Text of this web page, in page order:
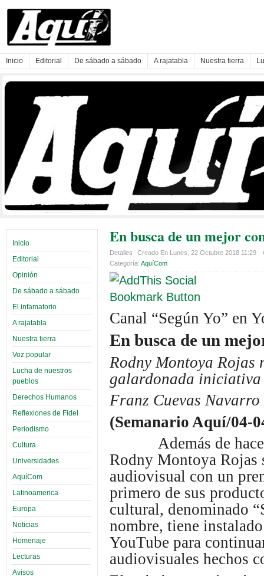
Inicio Editorial De sábado a sábado A rajatabla Nuestra tierra
Inicio
Editorial
Opinión
De sábado a sábado
El infamatorio
A rajatabla
Nuestra tierra
Voz popular
Lucha de nuestros
pueblos
Derechos Humanos
Reflexiones de Fidel
Periodismo
Cultura
Universidades
AquíCom
Latinoamerica
Europa
Noticias
Homenaje
Lecturas
Avisos
En busca de un mejor
Detalles Creado En Lunes, 22 Octubre 2018 11:29
Categoría: AquíCom
Canal “Según Yo” en
En busca de un
Rodny Montoya Rojas
galardonada iniciativa
Franz Cuevas Navarro
(Semanario Aquí/04-
Además de hacer
Rodny Montoya Rojas
audiovisual con un
primero de sus
cultural, denominado
nombre, tiene
YouTube para
audiovisuales hechos